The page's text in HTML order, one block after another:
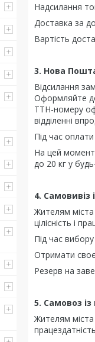
Надсилання
Доставка за
Вартість
3. Нова
Відсилання
Оформляйте
ТТН-номеру
відділенні
Під час
На цей
до 20 кг у
4. Самовивіз
Жителям
цілісність і
Під час
Отримати
Резерв на
5. Самовоз із
Жителям міста